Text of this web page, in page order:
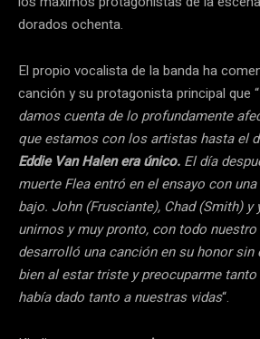
dorados ochenta.
El propio vocalista de la banda ha
canción y su protagonista principal que “
damos cuenta de lo profundamente
que estamos con los artistas hasta el
Eddie Van Halen era único. El día
muerte Flea entró en el ensayo con
bajo. John (Frusciante), Chad (Smith) y
unirnos y muy pronto, con todo
desarrolló una canción en su honor sin
bien al estar triste y preocuparme
había dado tanto a nuestras vidas“.